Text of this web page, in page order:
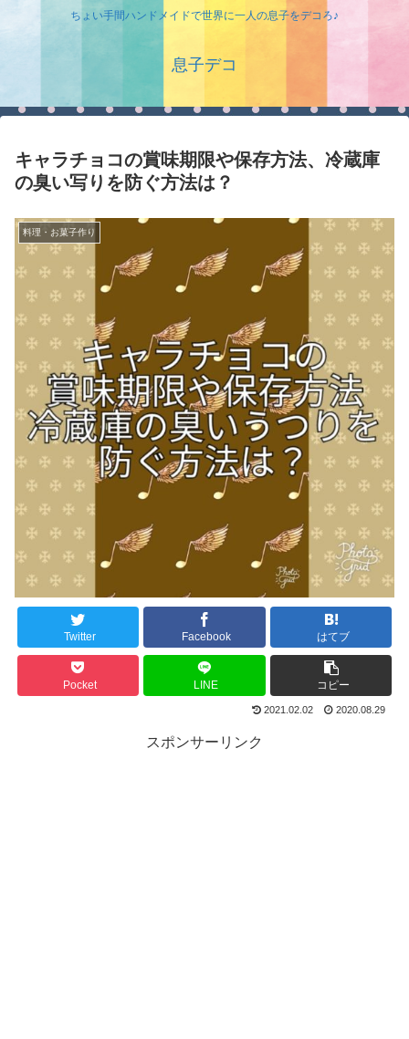
ちょい手間ハンドメイドで世界に一人の息子をデコろ♪
息子デコ
キャラチョコの賞味期限や保存方法、冷蔵庫
の臭い写りを防ぐ方法は？
料理・お菓子作り
Twitter Facebook はてブ
Pocket LINE コピー
2021.02.02 2020.08.29
スポンサーリンク